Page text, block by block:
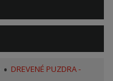
DREVENÉ PUZDRA -